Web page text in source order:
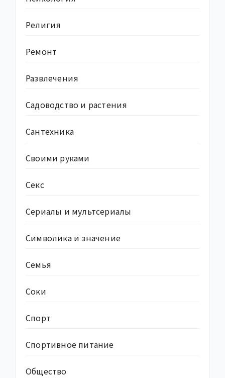
Религия
Ремонт
Развлечения
Садоводство и растения
Сантехника
Своими руками
Секс
Сериалы и мультсериалы
Символика и значение
Семья
Соки
Спорт
Спортивное питание
Общество